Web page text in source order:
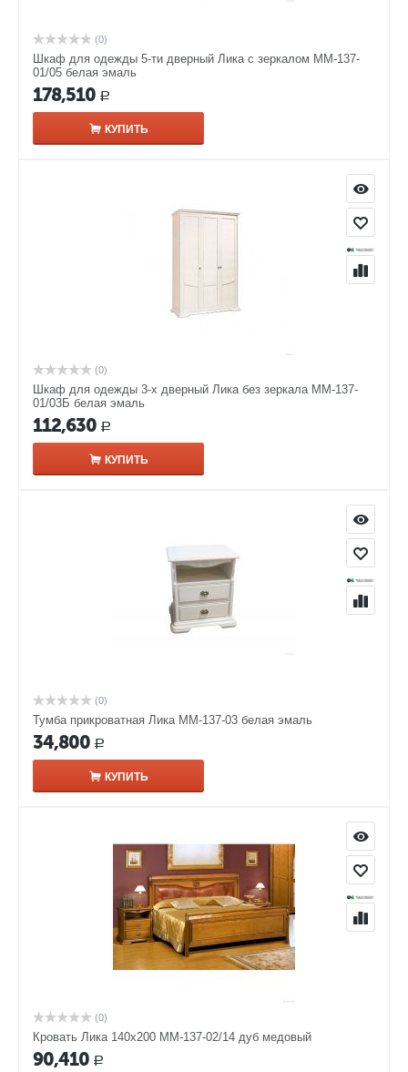
(0)
Шкаф для одежды 5-ти дверный Лика с зеркалом ММ-137-
01/05 белая эмаль
178,510 Р
КУПИТЬ
(0)
Шкаф для одежды 3-х дверный Лика без зеркала ММ-137-
01/03Б белая эмаль
112,630 Р
КУПИТЬ
(0)
Тумба прикроватная Лика ММ-137-03 белая эмаль
34,800 Р
КУПИТЬ
(0)
Кровать Лика 140х200 ММ-137-02/14 дуб медовый
90,410 Р